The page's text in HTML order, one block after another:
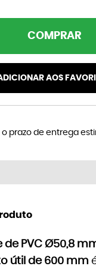
COMPRAR
AOS
prazo de entrega
de PVC Ø50,8
útil de 600 mm